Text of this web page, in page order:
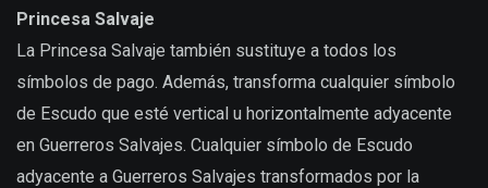
Princesa Salvaje
La Princesa Salvaje también sustituye a todos los
símbolos de pago. Además, transforma cualquier símbolo
de Escudo que esté vertical u horizontalmente adyacente
en Guerreros Salvajes. Cualquier símbolo de Escudo
adyacente a Guerreros Salvajes transformados por la